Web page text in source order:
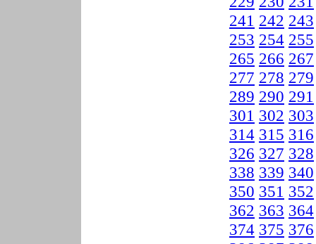
241 242 243
253 254 255
265 266 267
277 278 279
289 290 291
301 302 303
314 315 316
326 327 328
338 339 340
350 351 352
362 363 364
374 375 376